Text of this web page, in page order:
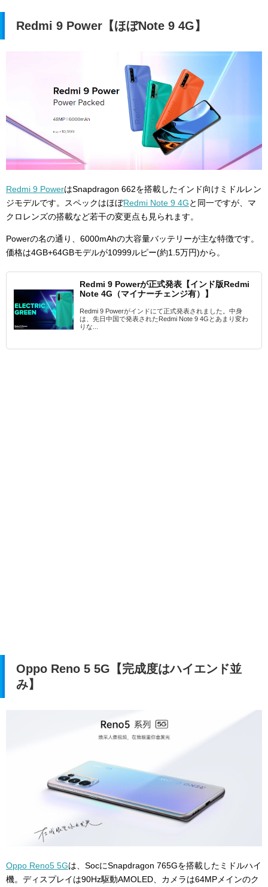
Redmi 9 Power【ほぼNote 9 4G】
Redmi 9 PowerはSnapdragon 662を搭載したインド向けミドルレン
ジモデルです。スペックはほぼRedmi Note 9 4Gと同一ですが、マ
クロレンズの搭載など若干の変更点も見られます。
Powerの名の通り、6000mAhの大容量バッテリーが主な特徴です。
価格は4GB+64GBモデルが10999ルピー(約1.5万円)から。
Redmi 9 Powerが正式発表【インド版Redmi
Note 4G（マイナーチェンジ有）】
Redmi 9 Powerがインドにて正式発表されました。中身
は、先日中国で発表されたRedmi Note 9 4Gとあまり変わ
りな...
Oppo Reno 5 5G【完成度はハイエンド並
み】
Oppo Reno5 5Gは、SocにSnapdragon 765Gを搭載したミドルハイ
機。ディスプレイは90Hz駆動AMOLED、カメラは64MPメインのク